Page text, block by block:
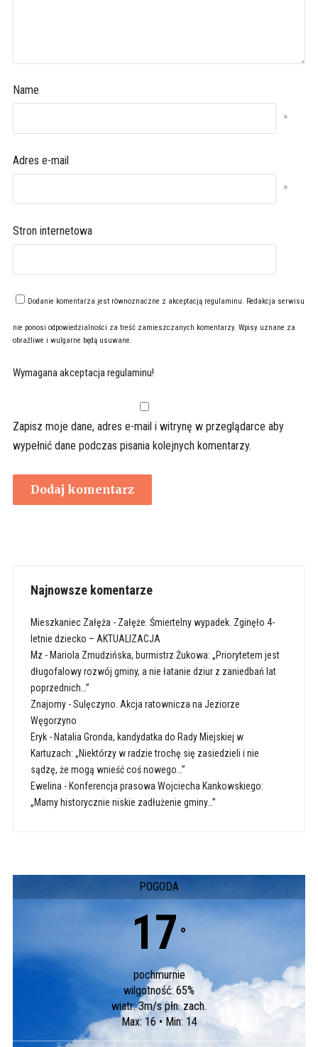
Name
*
Adres e-mail
*
Stron internetowa
Dodanie komentarza jest równoznaczne z akceptacją regulaminu. Redakcja serwisu
nie ponosi odpowiedzialności za treść zamieszczanych komentarzy. Wpisy uznane za
obraźliwe i wulgarne będą usuwane.
Wymagana akceptacja regulaminu!
Zapisz moje dane, adres e-mail i witrynę w przeglądarce aby
wypełnić dane podczas pisania kolejnych komentarzy.
Najnowsze komentarze
Mieszkaniec Załęża - Załęże. Śmiertelny wypadek. Zginęło 4-
letnie dziecko – AKTUALIZACJA
Mz - Mariola Zmudzińska, burmistrz Żukowa: „Priorytetem jest
długofalowy rozwój gminy, a nie łatanie dziur z zaniedbań lat
poprzednich…”
Znajomy-Sulęczyno. Akcja ratownicza na Jeziorze
Węgorzyno
Eryk- Natalia Gronda, kandydatka do Rady Miejskiej w
Kartuzach: „Niektórzy w radzie trochę się zasiedzieli i nie
sądzę, że mogą wnieść coś nowego…”
Ewelina - Konferencja prasowa Wojciecha Kankowskiego:
„Mamy historycznie niskie zadłużenie gminy…”
POGODA
17 °
pochmurnie
wilgotność: 65%
wiatr: 3m/s płn. zach.
Max: 16 • Min: 14